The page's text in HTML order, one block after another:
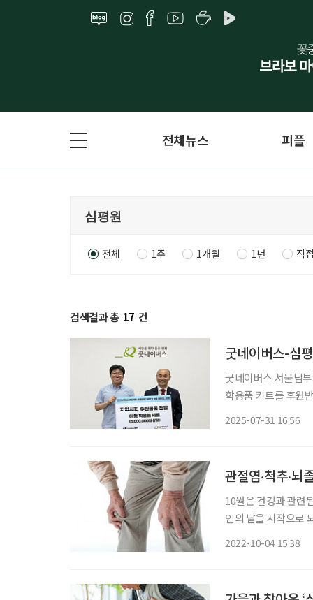
전체뉴스 피플
전체 1주 1개월 1년 직
검색결과 총 17 건
굿네이버스-심
굿네이버스 서울남
학용품 키트를 후원받
2025-07-31 16:56
관절염‧척추‧
10월은 건강과 관련
인의 날을 시작으로
2022-10-04 15:38